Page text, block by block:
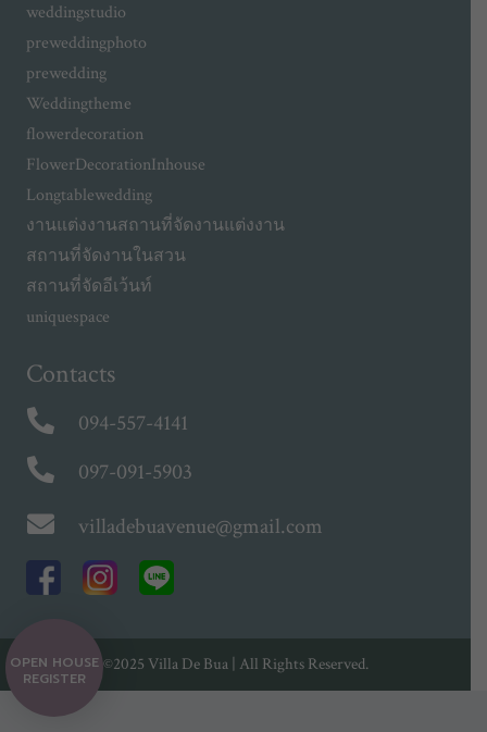
weddingstudio
preweddingphoto
prewedding
Weddingtheme
flowerdecoration
FlowerDecorationInhouse
Longtablewedding
งานแต่งงานสถานที่จัดงานแต่งงาน
สถานที่จัดงานในสวน
สถานที่จัดอีเว้นท์
uniquespace
Contacts
094-557-4141
097-091-5903
villadebuavenue@gmail.com
OPEN HOUSE
REGISTER
©2025 Villa De Bua | All Rights Reserved.